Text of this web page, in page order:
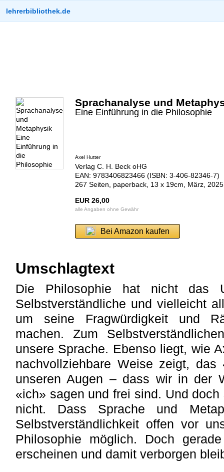
lehrerbibliothek.de
Sprachanalyse und
Eine Einführung in die Philosophie
Axel Hutter
Verlag C. H. Beck oHG
EAN: 9783406823466 (ISBN: 3-406-82346-7)
267 Seiten, paperback, 13 x 19cm, März, 2025
EUR 26,00
alle Angaben ohne Gewähr
Bei Amazon kaufen
Umschlagtext
Die Philosophie hat nicht das
Selbstverständliche und vielleicht
um seine Fragwürdigkeit und
machen. Zum
unsere Sprache. Ebenso liegt, wie
nachvollziehbare Weise zeigt, das
unseren Augen – dass wir in der
«ich» sagen und frei sind. Und
nicht. Dass Sprache und
Selbstverständlichkeit offen vor
Philosophie möglich. Doch
erscheinen und damit verborgen